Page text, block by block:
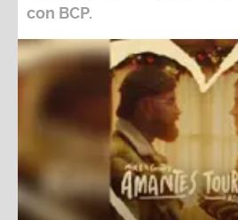
con BCP.